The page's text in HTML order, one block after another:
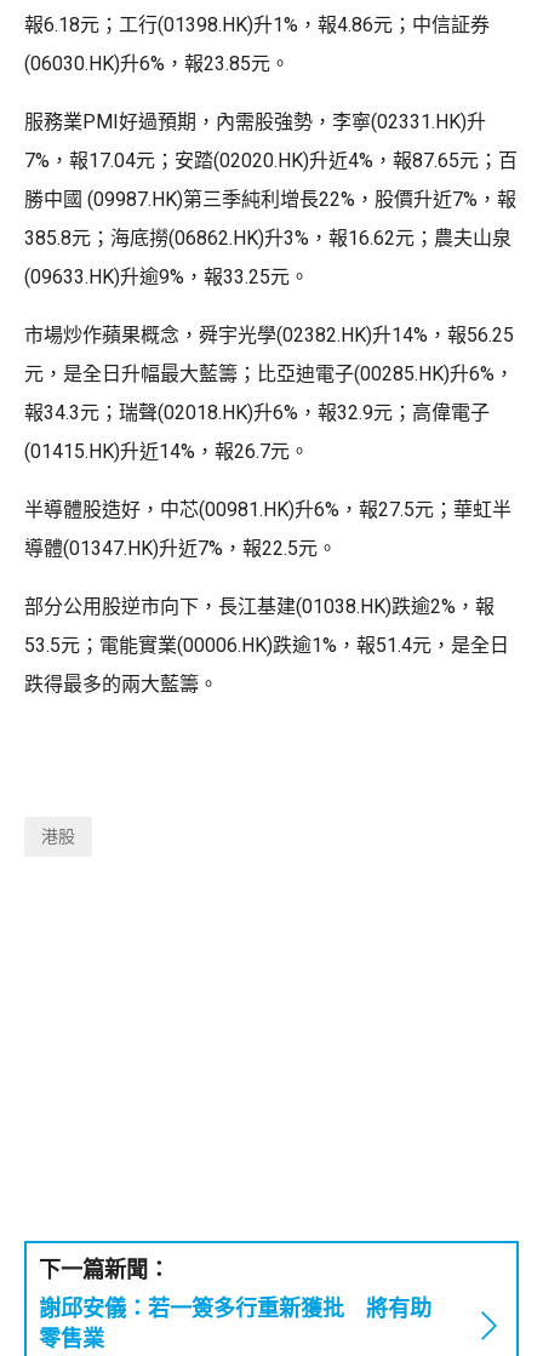
報6.18元；工行(01398.HK)升1%，報4.86元；中信証券
(06030.HK)升6%，報23.85元。
服務業PMI好過預期，內需股強勢，李寧(02331.HK)升
7%，報17.04元；安踏(02020.HK)升近4%，報87.65元；百
勝中國 (09987.HK)第三季純利增長22%，股價升近7%，報
385.8元；海底撈(06862.HK)升3%，報16.62元；農夫山泉
(09633.HK)升逾9%，報33.25元。
市場炒作蘋果概念，舜宇光學(02382.HK)升14%，報56.25
元，是全日升幅最大藍籌；比亞迪電子(00285.HK)升6%，
報34.3元；瑞聲(02018.HK)升6%，報32.9元；高偉電子
(01415.HK)升近14%，報26.7元。
半導體股造好，中芯(00981.HK)升6%，報27.5元；華虹半
導體(01347.HK)升近7%，報22.5元。
部分公用股逆市向下，長江基建(01038.HK)跌逾2%，報
53.5元；電能實業(00006.HK)跌逾1%，報51.4元，是全日
跌得最多的兩大藍籌。
港股
下一篇新聞：
謝邱安儀：若一簽多行重新獲批 將有助
零售業